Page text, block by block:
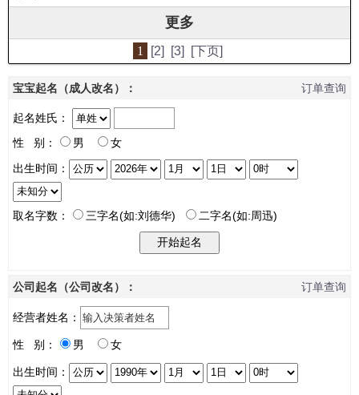
更多
1 [2] [3] [下页]
宝宝起名（成人改名）： 订单查询
起名姓氏：
性 别：
男
女
出生时间：
取名字数： 三字名(如:刘德华) 二字名(如:周迅)
公司起名（公司改名）： 订单查询
经营者姓名：
性 别： 男 女
出生时间：